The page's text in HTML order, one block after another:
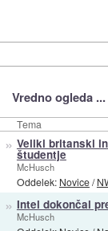
Vredno ogleda ...
Tema
» Veliki britanski
študentje
McHusch
Oddelek: Novice/
» Intel dokončal
McHusch